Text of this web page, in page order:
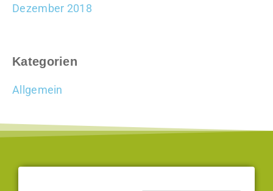
Dezember 2018
Kategorien
Allgemein